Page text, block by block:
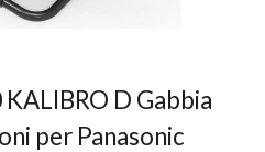
D Gabbia
per Panasonic